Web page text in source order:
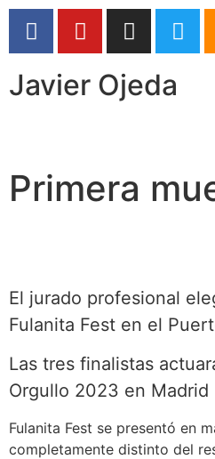
Javier Ojeda
Primera
El jurado profesional
Fulanita Fest en el
Las tres finalistas
Orgullo 2023 en Madrid
Fulanita Fest se presentó en
completamente distinto del